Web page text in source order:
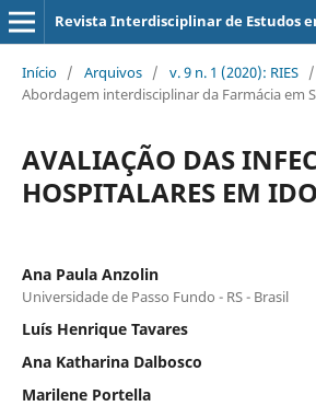
Revista Interdisciplinar de Estudos
Início / Arquivos / v. 9 n. 1 (2020): RIES /
Abordagem interdisciplinar da Farmácia em
AVALIAÇÃO DAS
HOSPITALARES EM
Ana Paula Anzolin
Universidade de Passo Fundo - RS - Brasil
Luís Henrique Tavares
Ana Katharina Dalbosco
Marilene Portella